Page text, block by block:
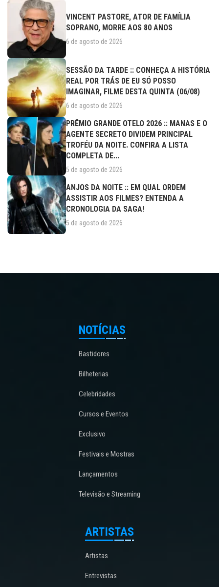
VINCENT PASTORE, ATOR DE FAMÍLIA
SOPRANO, MORRE AOS 80 ANOS
6 de agosto de 2026
SESSÃO DA TARDE :: CONHEÇA A HISTÓRIA
REAL POR TRÁS DE EU SÓ POSSO
IMAGINAR, FILME DESTA QUINTA (06/08)
6 de agosto de 2026
PRÊMIO GRANDE OTELO 2026 :: MANAS E O
AGENTE SECRETO DIVIDEM PRINCIPAL
TROFÉU DA NOITE. CONFIRA A LISTA
COMPLETA DE...
5 de agosto de 2026
ANJOS DA NOITE :: EM QUAL ORDEM
ASSISTIR AOS FILMES? ENTENDA A
CRONOLOGIA DA SAGA!
5 de agosto de 2026
NOTÍCIAS
Bastidores
Bilheterias
Celebridades
Cursos e Eventos
Exclusivo
Festivais e Mostras
Lançamentos
Televisão e Streaming
ARTISTAS
Artistas
Entrevistas